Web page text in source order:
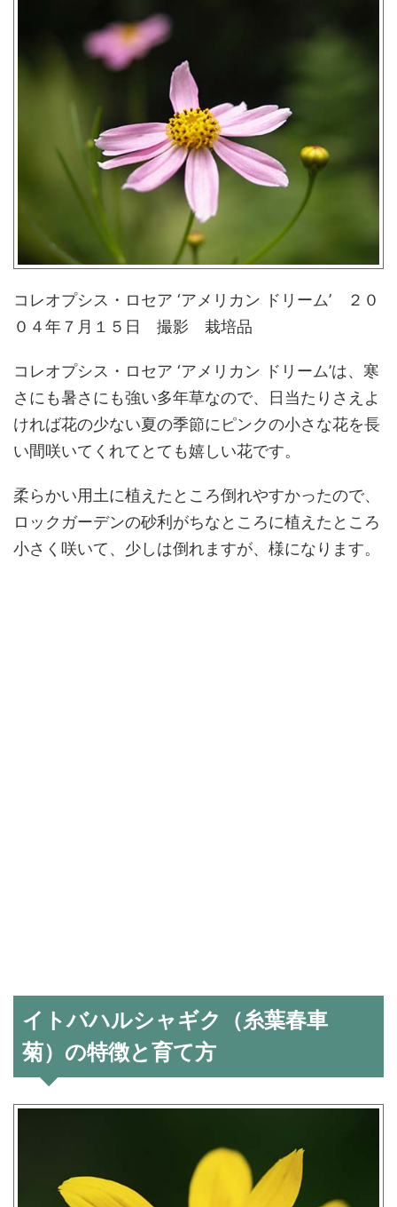
コレオプシス・ロセア ‘アメリカン ドリーム’ ２０
０４年７月１５日 撮影 栽培品
コレオプシス・ロセア ‘アメリカン ドリーム’は、寒
さにも暑さにも強い多年草なので、日当たりさえよ
ければ花の少ない夏の季節にピンクの小さな花を長
い間咲いてくれてとても嬉しい花です。
柔らかい用土に植えたところ倒れやすかったので、
ロックガーデンの砂利がちなところに植えたところ
小さく咲いて、少しは倒れますが、様になります。
イトバハルシャギク（糸葉春車
菊）の特徴と育て方